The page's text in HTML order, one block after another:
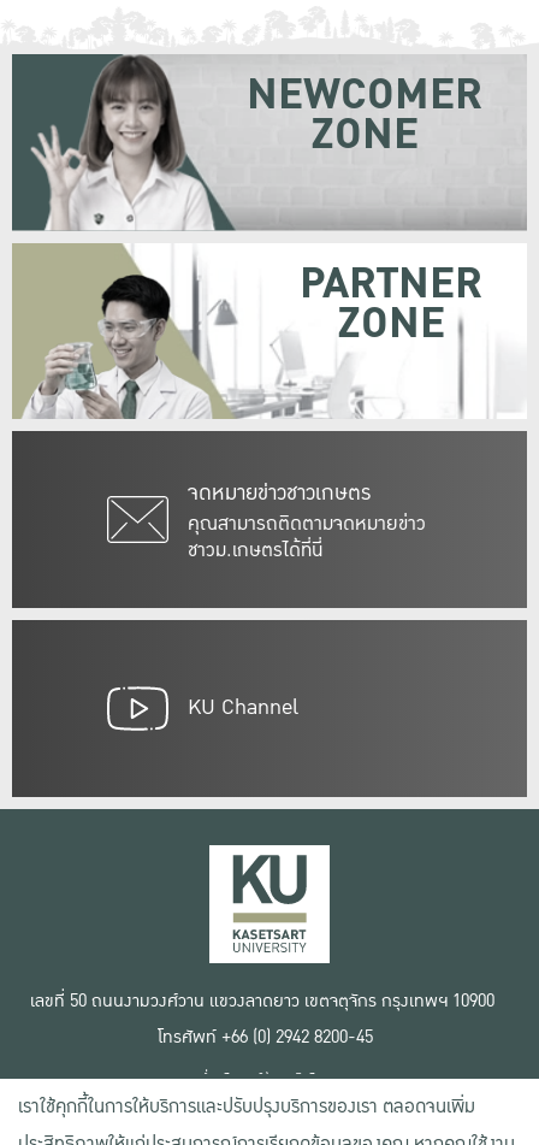
จดหมายข่าวชาวเกษตร
คุณสามารถติดตามจดหมายข่าว
ชาวม.เกษตรได้ที่นี่
NEWCOMER
ZONE
PARTNER
ZONE
KU Channel
เลขที่ 50 ถนนงามวงศ์วาน แขวงลาดยาว เขตจตุจักร กรุงเทพฯ 10900
โทรศัพท์ +66 (0) 2942 8200-45
เงื่อนไขการใช้งานเว็บไซต์
ข้อตกลงด้านสิทธิ์ใช้งาน
นโยบายความเป็นส่วนตัว
เราใช้คุกกี้ในการให้บริการและปรับปรุงบริการของเรา ตลอดจนเพิ่ม